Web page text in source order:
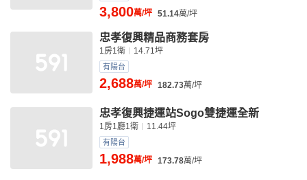
3,800萬/坪 51.14萬/坪
忠孝復興精品商務套房
1房1衛 14.71坪
有陽台
2,688萬/坪 182.73萬/坪
忠孝復興捷運站Sogo雙捷運全新
1房1廳1衛 11.44坪
有陽台
1,988萬/坪 173.78萬/坪